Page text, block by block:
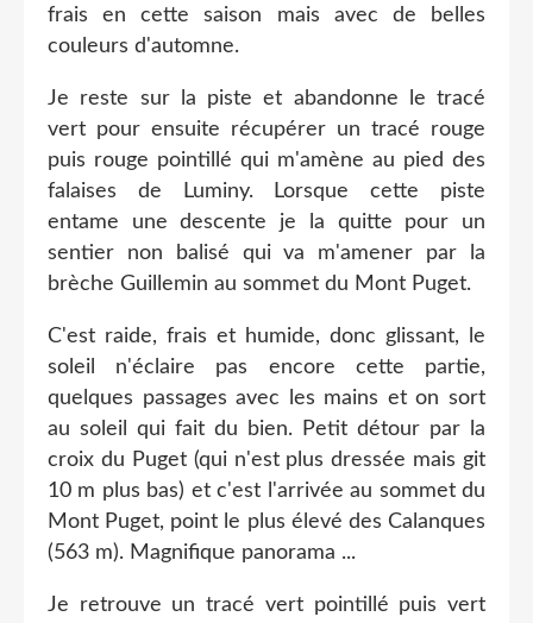
frais en cette saison mais avec de belles
couleurs d'automne.
Je reste sur la piste et abandonne le tracé
vert pour ensuite récupérer un tracé rouge
puis rouge pointillé qui m'amène au pied des
falaises de Luminy. Lorsque cette piste
entame une descente je la quitte pour un
sentier non balisé qui va m'amener par la
brèche Guillemin au sommet du Mont Puget.
C'est raide, frais et humide, donc glissant, le
soleil n'éclaire pas encore cette partie,
quelques passages avec les mains et on sort
au soleil qui fait du bien. Petit détour par la
croix du Puget (qui n'est plus dressée mais git
10 m plus bas) et c'est l'arrivée au sommet du
Mont Puget, point le plus élevé des Calanques
(563 m). Magnifique panorama ...
Je retrouve un tracé vert pointillé puis vert